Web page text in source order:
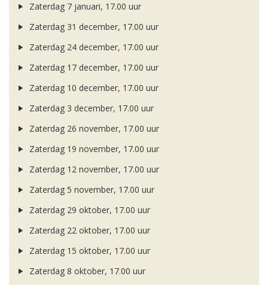
Zaterdag 7 januari, 17.00 uur
Zaterdag 31 december, 17.00 uur
Zaterdag 24 december, 17.00 uur
Zaterdag 17 december, 17.00 uur
Zaterdag 10 december, 17.00 uur
Zaterdag 3 december, 17.00 uur
Zaterdag 26 november, 17.00 uur
Zaterdag 19 november, 17.00 uur
Zaterdag 12 november, 17.00 uur
Zaterdag 5 november, 17.00 uur
Zaterdag 29 oktober, 17.00 uur
Zaterdag 22 oktober, 17.00 uur
Zaterdag 15 oktober, 17.00 uur
Zaterdag 8 oktober, 17.00 uur